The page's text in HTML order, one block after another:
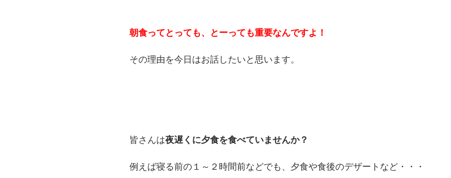
朝食ってとっても、とーっても重要なんですよ！
その理由を今日はお話したいと思います。
皆さんは夜遅くに夕食を食べていませんか？
例えば寝る前の１～２時間前などでも、夕食や食後のデザートなど・・・